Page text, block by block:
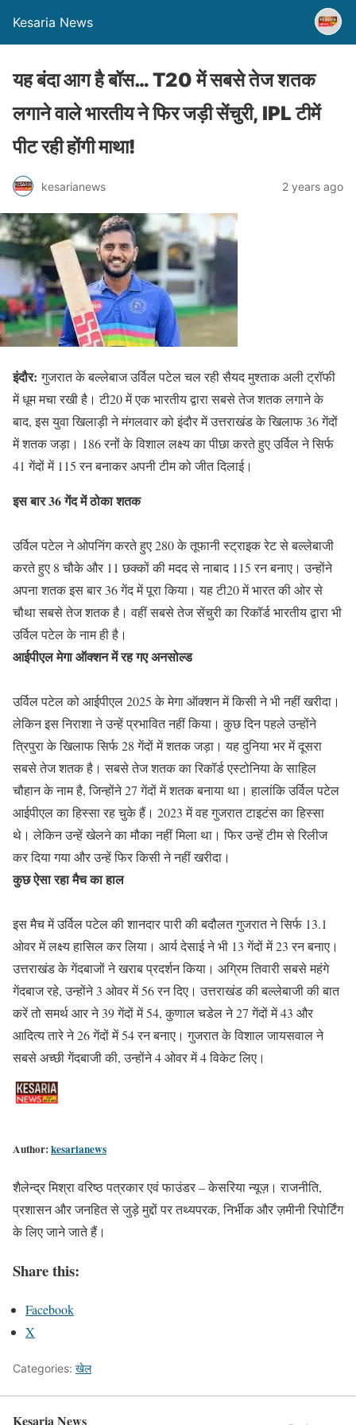
Kesaria News
यह बंदा आग है बॉस… T20 में सबसे तेज शतक
लगाने वाले भारतीय ने फिर जड़ी सेंचुरी, IPL टीमें
पीट रही होंगी माथा!
kesarianews 2 years ago
इंदौर: गुजरात के बल्लेबाज उर्विल पटेल चल रही सैयद मुश्ताक अली ट्रॉफी
में धूम मचा रखी है। टी20 में एक भारतीय द्वारा सबसे तेज शतक लगाने के
बाद, इस युवा खिलाड़ी ने मंगलवार को इंदौर में उत्तराखंड के खिलाफ 36 गेंदों
में शतक जड़ा। 186 रनों के विशाल लक्ष्य का पीछा करते हुए उर्विल ने सिर्फ
41 गेंदों में 115 रन बनाकर अपनी टीम को जीत दिलाई।
इस बार 36 गेंद में ठोका शतक
उर्विल पटेल ने ओपनिंग करते हुए 280 के तूफानी स्ट्राइक रेट से बल्लेबाजी
करते हुए 8 चौके और 11 छक्कों की मदद से नाबाद 115 रन बनाए। उन्होंने
अपना शतक इस बार 36 गेंद में पूरा किया। यह टी20 में भारत की ओर से
चौथा सबसे तेज शतक है। वहीं सबसे तेज सेंचुरी का रिकॉर्ड भारतीय द्वारा भी
उर्विल पटेल के नाम ही है।
आईपीएल मेगा ऑक्शन में रह गए अनसोल्ड
उर्विल पटेल को आईपीएल 2025 के मेगा ऑक्शन में किसी ने भी नहीं खरीदा।
लेकिन इस निराशा ने उन्हें प्रभावित नहीं किया। कुछ दिन पहले उन्होंने
त्रिपुरा के खिलाफ सिर्फ 28 गेंदों में शतक जड़ा। यह दुनिया भर में दूसरा
सबसे तेज शतक है। सबसे तेज शतक का रिकॉर्ड एस्टोनिया के साहिल
चौहान के नाम है, जिन्होंने 27 गेंदों में शतक बनाया था। हालांकि उर्विल पटेल
आईपीएल का हिस्सा रह चुके हैं। 2023 में वह गुजरात टाइटंस का हिस्सा
थे। लेकिन उन्हें खेलने का मौका नहीं मिला था। फिर उन्हें टीम से रिलीज
कर दिया गया और उन्हें फिर किसी ने नहीं खरीदा।
कुछ ऐसा रहा मैच का हाल
इस मैच में उर्विल पटेल की शानदार पारी की बदौलत गुजरात ने सिर्फ 13.1
ओवर में लक्ष्य हासिल कर लिया। आर्य देसाई ने भी 13 गेंदों में 23 रन बनाए।
उत्तराखंड के गेंदबाजों ने खराब प्रदर्शन किया। अग्रिम तिवारी सबसे महंगे
गेंदबाज रहे, उन्होंने 3 ओवर में 56 रन दिए। उत्तराखंड की बल्लेबाजी की बात
करें तो समर्थ आर ने 39 गेंदों में 54, कुणाल चडेल ने 27 गेंदों में 43 और
आदित्य तारे ने 26 गेंदों में 54 रन बनाए। गुजरात के विशाल जायसवाल ने
सबसे अच्छी गेंदबाजी की, उन्होंने 4 ओवर में 4 विकेट लिए।
Author:kesarianews
शैलेन्द्र मिश्रा वरिष्ठ पत्रकार एवं फाउंडर – केसरिया न्यूज़। राजनीति,
प्रशासन और जनहित से जुड़े मुद्दों पर तथ्यपरक, निर्भीक और ज़मीनी रिपोर्टिंग
के लिए जाने जाते हैं।
Share this:
Facebook
X
Categories: खेल
Kesaria News